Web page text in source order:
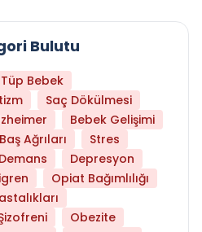
Bulutu
Tüp Bebek
Saç Dökülmesi
Bebek Gelişimi
Baş Ağrıları
Stres
Demans
Depresyon
Opiat Bağımlılığı
Obezite